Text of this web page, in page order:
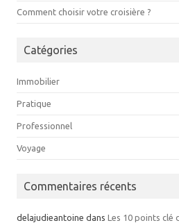
Comment choisir votre croisière ?
Catégories
Immobilier
Pratique
Professionnel
Voyage
Commentaires récents
delajudieantoine dans Les 10 points clé